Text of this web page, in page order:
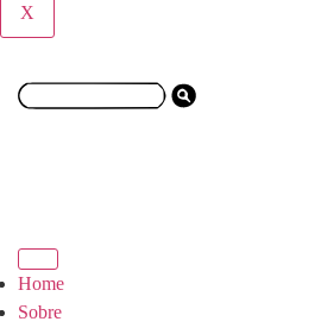
X
Home
Sobre